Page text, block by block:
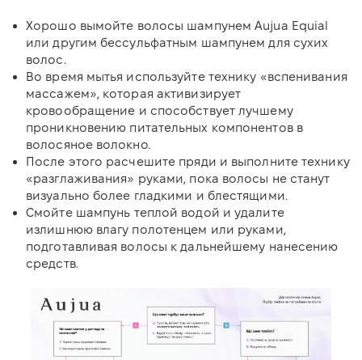
Хорошо вымойте волосы шампунем Aujua Equial
или другим бессульфатным шампунем для сухих
волос.
Во время мытья используйте технику «вспенивания
массажем», которая активизирует
кровообращение и способствует лучшему
проникновению питательных компонентов в
волосяное волокно.
После этого расчешите пряди и выполните технику
«разглаживания» руками, пока волосы не станут
визуально более гладкими и блестящими.
Смойте шампунь теплой водой и удалите
излишнюю влагу полотенцем или руками,
подготавливая волосы к дальнейшему нанесению
средств.